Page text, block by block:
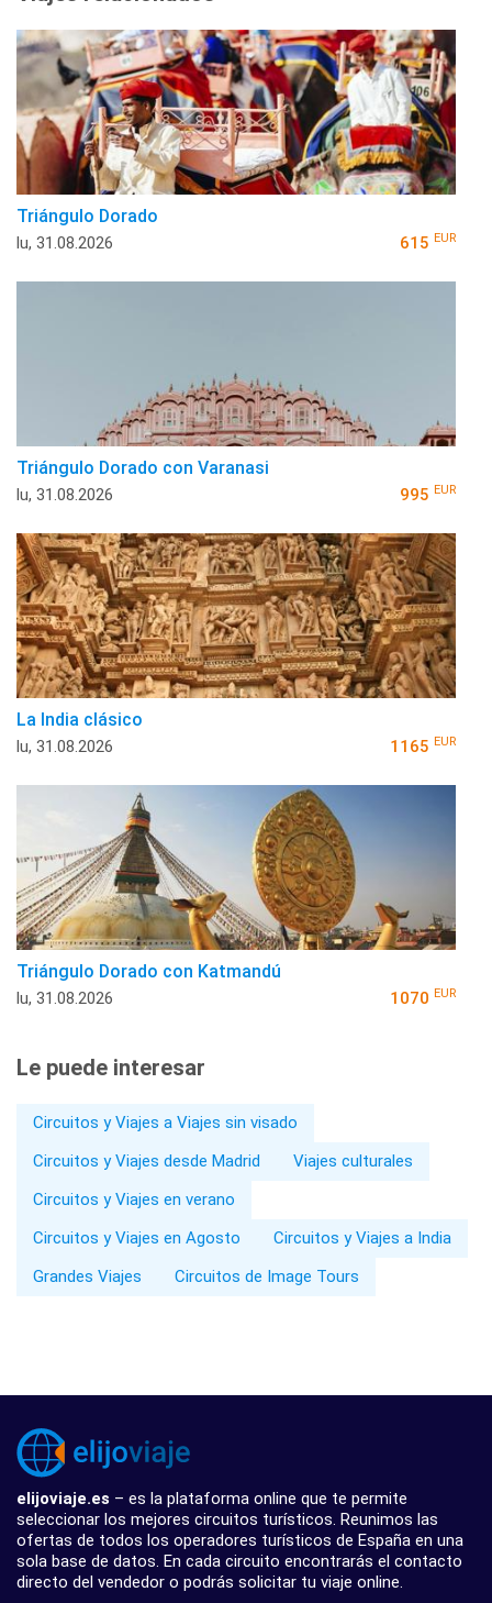
Triángulo Dorado
lu, 31.08.2026 615 EUR
Triángulo Dorado con Varanasi
lu, 31.08.2026 995 EUR
La India clásico
lu, 31.08.2026 1165 EUR
Triángulo Dorado con Katmandú
lu, 31.08.2026 1070 EUR
Le puede interesar
Circuitos y Viajes a Viajes sin visado
Circuitos y Viajes desde Madrid
Viajes culturales
Circuitos y Viajes en verano
Circuitos y Viajes en Agosto
Circuitos y Viajes a India
Grandes Viajes
Circuitos de Image Tours
elijoviaje.es – es la plataforma online que te permite
seleccionar los mejores circuitos turísticos. Reunimos las
ofertas de todos los operadores turísticos de España en una
sola base de datos. En cada circuito encontrarás el contacto
directo del vendedor o podrás solicitar tu viaje online.